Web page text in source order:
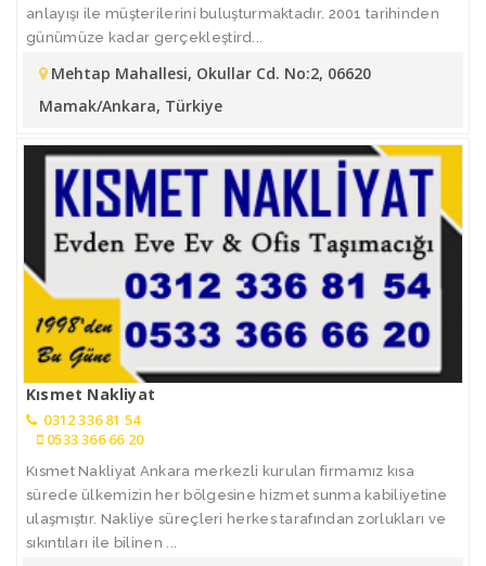
anlayışı ile müşterilerini buluşturmaktadır. 2001 tarihinden
günümüze kadar gerçekleştird...
Mehtap Mahallesi, Okullar Cd. No:2, 06620
Mamak/Ankara, Türkiye
Kısmet Nakliyat
0312 336 81 54
0533 366 66 20
Kısmet Nakliyat Ankara merkezli kurulan firmamız kısa
sürede ülkemizin her bölgesine hizmet sunma kabiliyetine
ulaşmıştır. Nakliye süreçleri herkes tarafından zorlukları ve
sıkıntıları ile bilinen ...